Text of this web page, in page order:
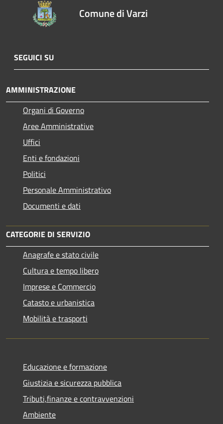
Comune di Varzi
SEGUICI SU
AMMINISTRAZIONE
Organi di Governo
Aree Amministrative
Uffici
Enti e fondazioni
Politici
Personale Amministrativo
Documenti e dati
CATEGORIE DI SERVIZIO
Anagrafe e stato civile
Cultura e tempo libero
Imprese e Commercio
Catasto e urbanistica
Mobilità e trasporti
Educazione e formazione
Giustizia e sicurezza pubblica
Tributi,finanze e contravvenzioni
Ambiente